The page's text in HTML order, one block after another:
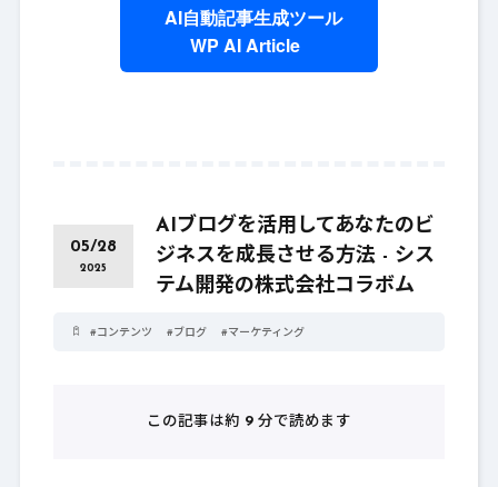
AI自動記事生成ツール
WP AI Article
05/28
2025
AIブログを活用してあなたのビ
ジネスを成長させる方法 - シス
テム開発の株式会社コラボム
#コンテンツ #ブログ #マーケティング
この記事は約 9 分で読めます